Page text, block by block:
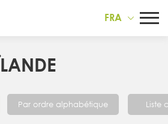
FRA
Par ordre alphabétique Liste